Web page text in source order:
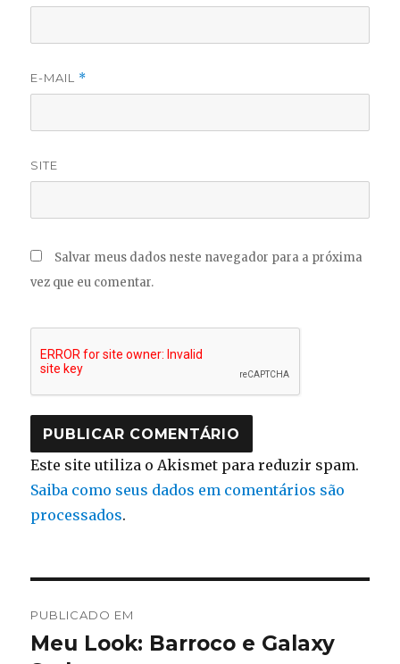
E-MAIL *
SITE
Salvar meus dados neste navegador para a próxima
vez que eu comentar.
Este site utiliza o Akismet para reduzir spam.
Saiba como seus dados em comentários são
processados.
de
PUBLICADO EM
Meu Look: Barroco e Galaxy